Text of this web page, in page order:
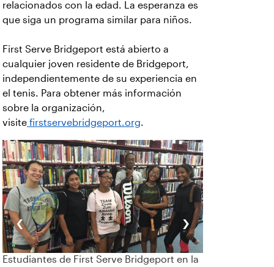
relacionados con la edad. La esperanza es
que siga un programa similar para niños.
First Serve Bridgeport está abierto a
cualquier joven residente de Bridgeport,
independientemente de su experiencia en
el tenis. Para obtener más información
sobre la organización,
visite firstservebridgeport.org.
‹
Estudiantes de First Serve Bridgeport en la
›